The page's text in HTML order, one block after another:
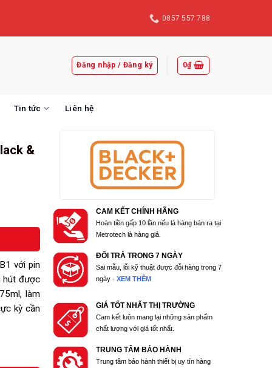
0857 557 788
Đăng nhập / Đăng ký 0₫
Tin tức Liên hệ
&
với pin
hút được
làm
kỳ cần
CAM KẾT CHÍNH HÃNG
Hoàn tiền gấp 10 lần nếu là hàng bán ra tại
Metrotech là hàng giả.
ĐỔI TRẢ TRONG 7 NGÀY
Sai mẫu, lỗi kỹ thuật được đỗi hàng trong 7
ngày -XEM THÊM
GIÁ TỐT NHẤT THỊ TRƯỜNG
Cam kết luôn mang lại những sản phẩm
chất lượng với giá tốt nhất.
TRUNG TÂM BẢO HÀNH
Trung tâm bảo hành thiết bị uy tín hàng